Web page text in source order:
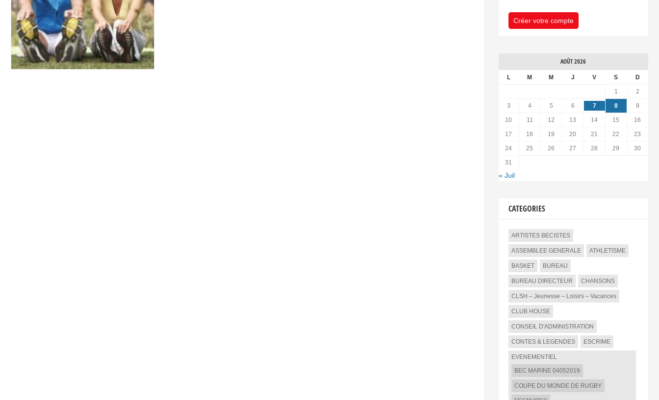
Créer votre compte
AOÛT 2026
L M M J V S D
1 2
3 4 5 6 7 8 9
10 11 12 13 14 15 16
17 18 19 20 21 22 23
24 25 26 27 28 29 30
31
« Juil
CATEGORIES
ARTISTES BECISTES
ASSEMBLEE GENERALE ATHLETISME
BASKET BUREAU
BUREAU DIRECTEUR CHANSONS
CLSH – Jeunesse – Loisirs – Vacances
CLUB HOUSE
CONSEIL D'ADMINISTRATION
CONTES & LEGENDES ESCRIME
EVENEMENTIEL
BEC MARINE 04052019
COUPE DU MONDE DE RUGBY